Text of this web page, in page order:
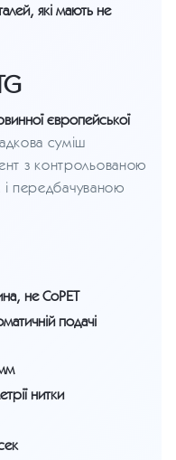
які мають не
європейської
суміш
з контрольованою
передбачуваною
не CoPET
подачі
нитки